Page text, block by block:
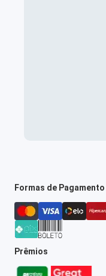
Formas de Pagamento
Prêmios